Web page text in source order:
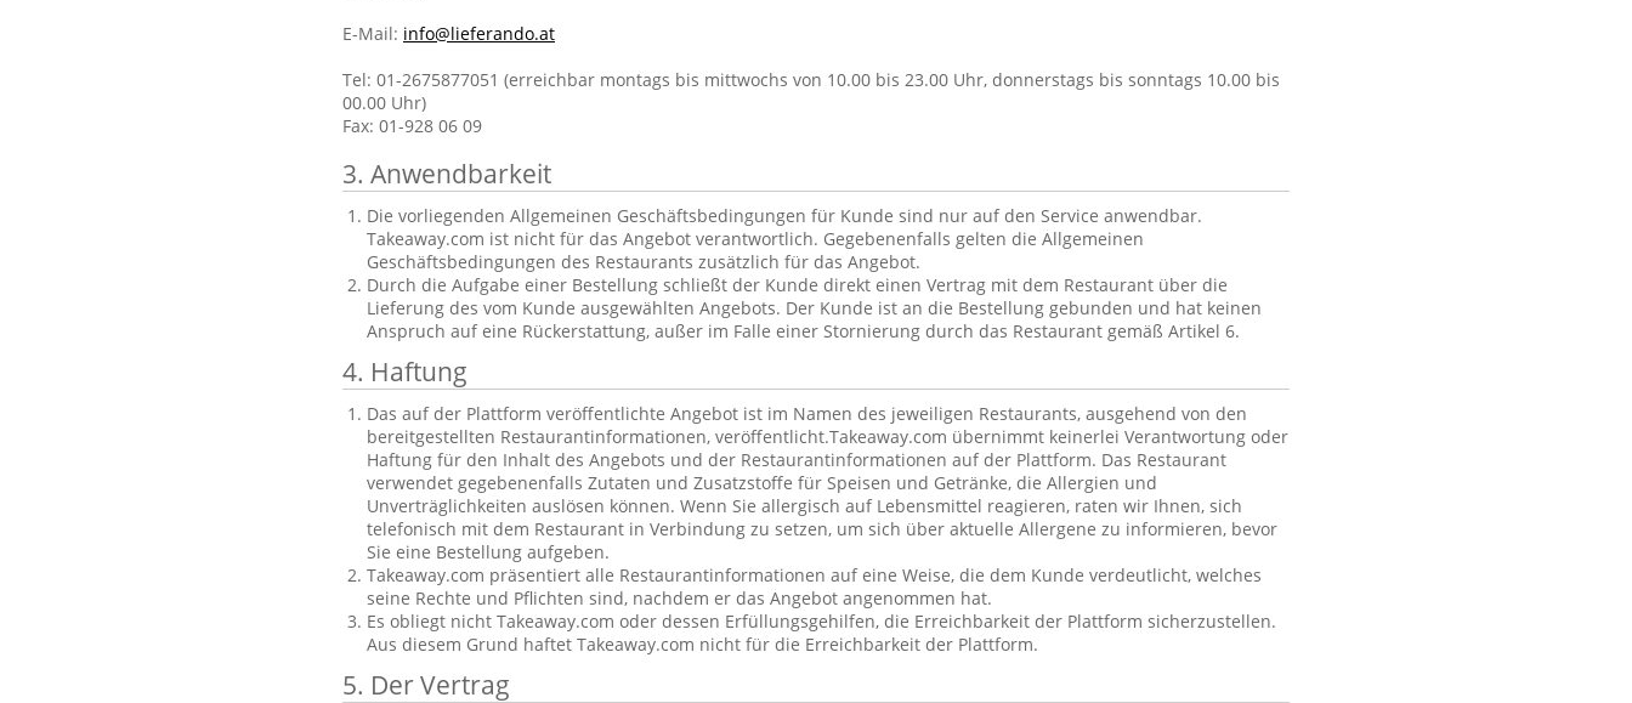
E-Mail: info@lieferando.at
Tel: 01-2675877051 (erreichbar montags bis mittwochs von 10.00 bis 23.00 Uhr, donnerstags bis sonntags 10.00 bis
00.00 Uhr)
Fax: 01-928 06 09
3. Anwendbarkeit
Die vorliegenden Allgemeinen Geschäftsbedingungen für Kunde sind nur auf den Service anwendbar.
Takeaway.com ist nicht für das Angebot verantwortlich. Gegebenenfalls gelten die Allgemeinen
Geschäftsbedingungen des Restaurants zusätzlich für das Angebot.
Durch die Aufgabe einer Bestellung schließt der Kunde direkt einen Vertrag mit dem Restaurant über die
Lieferung des vom Kunde ausgewählten Angebots. Der Kunde ist an die Bestellung gebunden und hat keinen
Anspruch auf eine Rückerstattung, außer im Falle einer Stornierung durch das Restaurant gemäß Artikel 6.
4. Haftung
Das auf der Plattform veröffentlichte Angebot ist im Namen des jeweiligen Restaurants, ausgehend von den
bereitgestellten Restaurantinformationen, veröffentlicht.Takeaway.com übernimmt keinerlei Verantwortung oder
Haftung für den Inhalt des Angebots und der Restaurantinformationen auf der Plattform. Das Restaurant
verwendet gegebenenfalls Zutaten und Zusatzstoffe für Speisen und Getränke, die Allergien und
Unverträglichkeiten auslösen können. Wenn Sie allergisch auf Lebensmittel reagieren, raten wir Ihnen, sich
telefonisch mit dem Restaurant in Verbindung zu setzen, um sich über aktuelle Allergene zu informieren, bevor
Sie eine Bestellung aufgeben.
Takeaway.com präsentiert alle Restaurantinformationen auf eine Weise, die dem Kunde verdeutlicht, welches
seine Rechte und Pflichten sind, nachdem er das Angebot angenommen hat.
Es obliegt nicht Takeaway.com oder dessen Erfüllungsgehilfen, die Erreichbarkeit der Plattform sicherzustellen.
Aus diesem Grund haftet Takeaway.com nicht für die Erreichbarkeit der Plattform.
5. Der Vertrag